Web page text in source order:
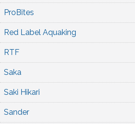
ProBites
Red Label Aquaking
RTF
Saka
Saki Hikari
Sander